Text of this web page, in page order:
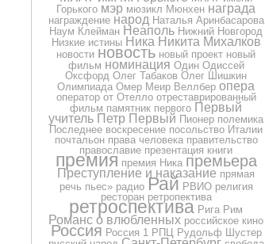
Горького мэр мюзикл Мюнхен награда
награждение народ Наталья Аринбасарова
Наум Клейман Неаполь Нижний Новгород
Низкие истины Ника Никита Михалков
новости новость новый проект новый
фильм номинация Один Одиссей
Оксфорд Олег Табаков Олег Шишкин
Олимпиада Омер Меир Веллбер опера
оператор от Отелло отреставрированный
фильм памятник первого Первый
учитель Петр Первый Пионер полемика
Последнее воскресение посольство Италии
почтальон права человека правительство
православие презентация книги
премия премия Ника премьера
Преступление и наказание прямая
речь пьес» радио Рай РВИО религия
ресторан ретропектива
ретроспектива Рига Рим
Романс о влюбленных российское кино
Россия Россия 1 РПЦ Рудольф Шустер